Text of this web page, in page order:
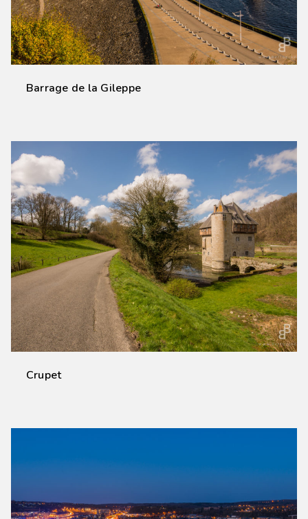
Barrage de la Gileppe
Crupet